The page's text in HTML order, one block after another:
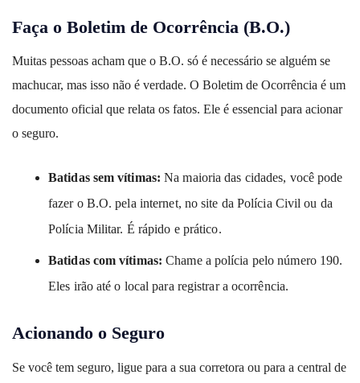
Faça o Boletim de Ocorrência (B.O.)
Muitas pessoas acham que o B.O. só é necessário se alguém se
machucar, mas isso não é verdade. O Boletim de Ocorrência é um
documento oficial que relata os fatos. Ele é essencial para acionar
o seguro.
Batidas sem vítimas: Na maioria das cidades, você pode
fazer o B.O. pela internet, no site da Polícia Civil ou da
Polícia Militar. É rápido e prático.
Batidas com vítimas: Chame a polícia pelo número 190.
Eles irão até o local para registrar a ocorrência.
Acionando o Seguro
Se você tem seguro, ligue para a sua corretora ou para a central de